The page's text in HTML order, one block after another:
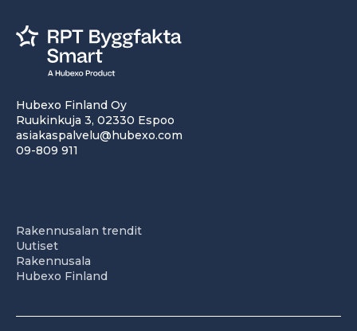
Hubexo Finland Oy
Ruukinkuja 3, 02330 Espoo
asiakaspalvelu@hubexo.com
09-809 911
Rakennusalan trendit
Uutiset
Rakennusala
Hubexo Finland